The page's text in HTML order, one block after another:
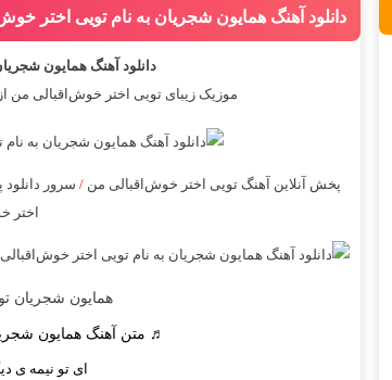
دانلود آهنگ همایون شجریان به نام تویی اختر
دانلود آهنگ همایون
موزیک زیبای تویی اختر خوش‌اقبالی من از
پخش آنلاین آهنگ تویی اختر خوش‌اقبالی من /سرور
اختر
همایون شجریان
♬ متن آهنگ همایون
‌ای تو نیمه ی